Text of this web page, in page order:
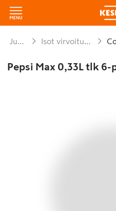
Juomat Isot virvoitusjuomat
Pepsi Max 0,33L tlk 6-